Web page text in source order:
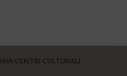
CENTRI CULTURALI